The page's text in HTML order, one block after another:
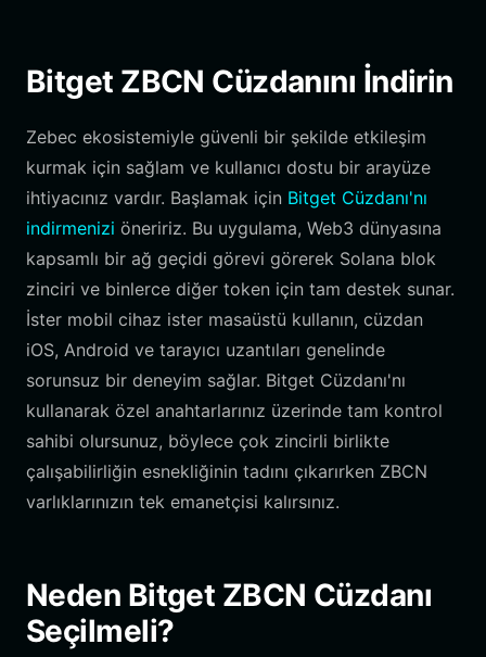
Bitget ZBCN Cüzdanını İndirin
Zebec ekosistemiyle güvenli bir şekilde etkileşim
kurmak için sağlam ve kullanıcı dostu bir arayüze
ihtiyacınız vardır. Başlamak için Bitget Cüzdanı'nı
indirmenizi öneririz. Bu uygulama, Web3 dünyasına
kapsamlı bir ağ geçidi görevi görerek Solana blok
zinciri ve binlerce diğer token için tam destek sunar.
İster mobil cihaz ister masaüstü kullanın, cüzdan
iOS, Android ve tarayıcı uzantıları genelinde
sorunsuz bir deneyim sağlar. Bitget Cüzdanı'nı
kullanarak özel anahtarlarınız üzerinde tam kontrol
sahibi olursunuz, böylece çok zincirli birlikte
çalışabilirliğin esnekliğinin tadını çıkarırken ZBCN
varlıklarınızın tek emanetçisi kalırsınız.
Neden Bitget ZBCN Cüzdanı
Seçilmeli?